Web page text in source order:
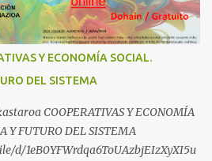
eta nerabeak abusu eta
zerbait egin nahi baduzu, edo ideiak
:
0029VbBW56k0LKZJWzQyoE1T
https://www.youtube.com/@ekaicenter?
Y ECONOMÍA SOCIAL.
DEL SISTEMA
COOPERATIVAS Y ECONOMÍA
Y FUTURO DEL SISTEMA
d/1eB0YFWrdqa6ToUAzbjEIzXyXI5u